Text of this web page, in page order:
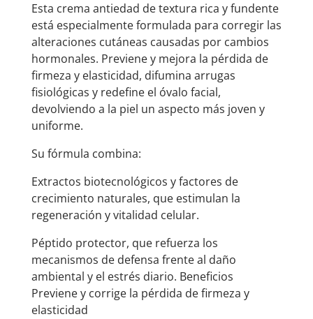
Esta crema antiedad de textura rica y fundente
está especialmente formulada para corregir las
alteraciones cutáneas causadas por cambios
hormonales. Previene y mejora la pérdida de
firmeza y elasticidad, difumina arrugas
fisiológicas y redefine el óvalo facial,
devolviendo a la piel un aspecto más joven y
uniforme.
Su fórmula combina:
Extractos biotecnológicos y factores de
crecimiento naturales, que estimulan la
regeneración y vitalidad celular.
Péptido protector, que refuerza los
mecanismos de defensa frente al daño
ambiental y el estrés diario. Beneficios
Previene y corrige la pérdida de firmeza y
elasticidad